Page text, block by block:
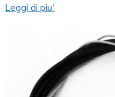
Leggi di piu'